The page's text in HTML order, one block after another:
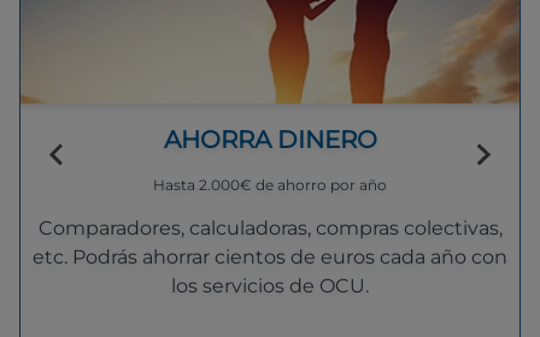
AHORRA DINERO
Hasta 2.000€ de ahorro por año
Comparadores, calculadoras, compras colectivas,
etc. Podrás ahorrar cientos de euros cada año con
los servicios de OCU.